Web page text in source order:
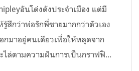
อันโด่งดังประจำเมือง แต่มี
สึกว่าพ่อรักพี่ชายมากกว่าตัวเอง
กมาอยู่คนเดียวเพื่อให้หลุดจาก
ล่ตามความฝันการเป็นกราฟฟิ...